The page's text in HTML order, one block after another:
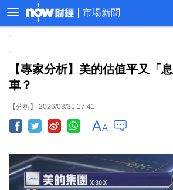
市場新聞
【專家分析】美的估值平又「
車？
【分析】 2026/03/31 17:41